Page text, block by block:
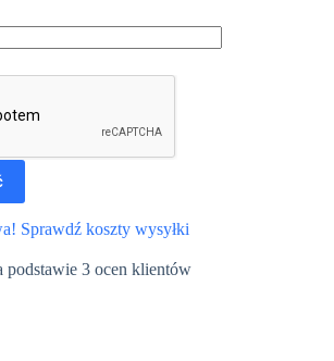
Sprawdź koszty wysyłki
podstawie 3 ocen klientów